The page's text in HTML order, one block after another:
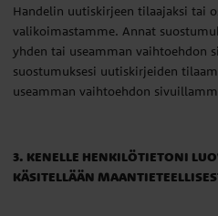
Handelin uutiskirjeen tilaajaksi tai
valikoimastamme. Annat
yhden tai useamman vaihtoehdon
suostumuksesi uutiskirjeiden
useamman vaihtoehdon
3. KENELLE HENKILÖTIETONI
KÄSITELLÄÄN